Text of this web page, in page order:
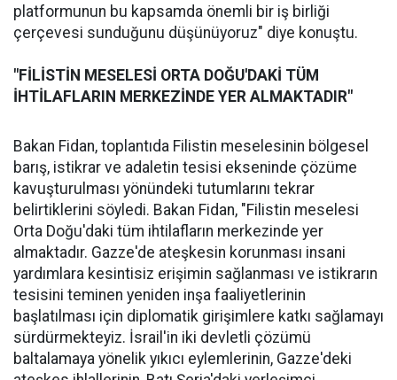
platformunun bu kapsamda önemli bir iş birliği
çerçevesi sunduğunu düşünüyoruz" diye konuştu.
"FİLİSTİN MESELESİ ORTA DOĞU'DAKİ TÜM
İHTİLAFLARIN MERKEZİNDE YER ALMAKTADIR"
Bakan Fidan, toplantıda Filistin meselesinin bölgesel
barış, istikrar ve adaletin tesisi ekseninde çözüme
kavuşturulması yönündeki tutumlarını tekrar
belirtiklerini söyledi. Bakan Fidan, "Filistin meselesi
Orta Doğu'daki tüm ihtilafların merkezinde yer
almaktadır. Gazze'de ateşkesin korunması insani
yardımlara kesintisiz erişimin sağlanması ve istikrarın
tesisini teminen yeniden inşa faaliyetlerinin
başlatılması için diplomatik girişimlere katkı sağlamayı
sürdürmekteyiz. İsrail'in iki devletli çözümü
baltalamaya yönelik yıkıcı eylemlerinin, Gazze'deki